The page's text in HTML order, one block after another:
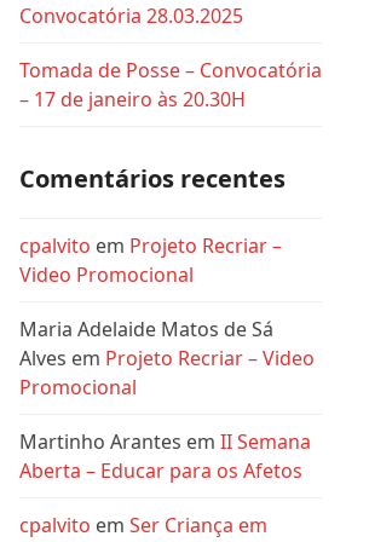
Convocatória 28.03.2025
Tomada de Posse – Convocatória
– 17 de janeiro às 20.30H
Comentários recentes
cpalvito em Projeto Recriar –
Video Promocional
Maria Adelaide Matos de Sá
Alves em Projeto Recriar – Video
Promocional
Martinho Arantes em II Semana
Aberta – Educar para os Afetos
cpalvito em Ser Criança em